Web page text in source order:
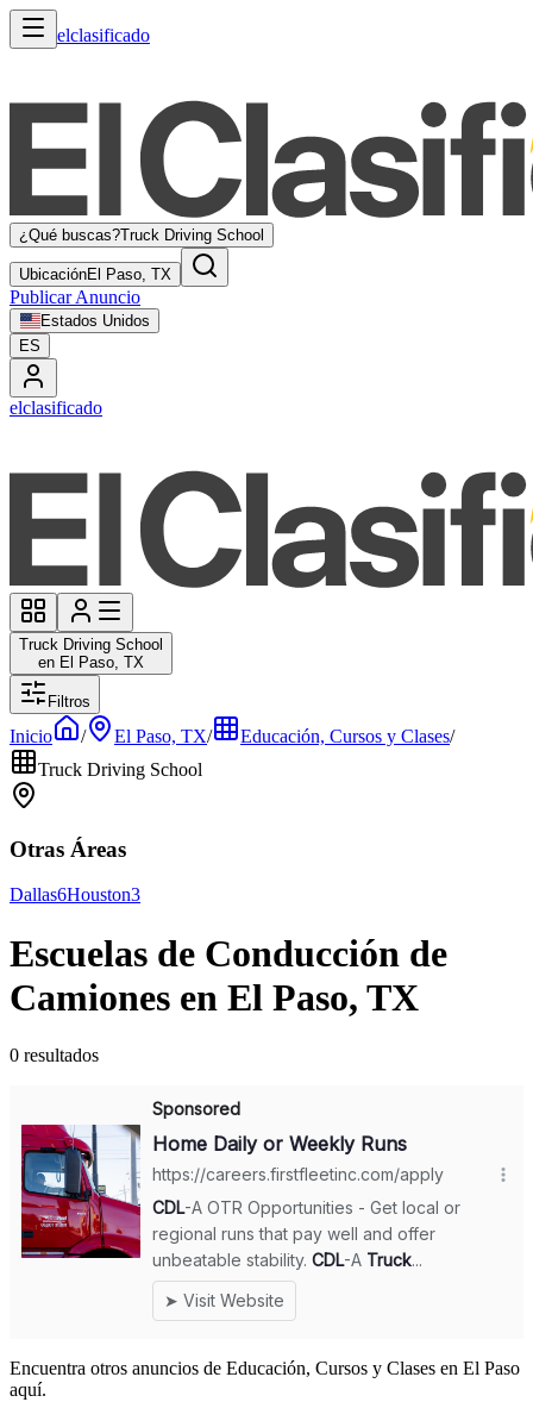
elclasificado
¿Qué buscas?Truck Driving School
UbicaciónEl Paso, TX
Publicar Anuncio
Estados Unidos
ES
elclasificado
Truck Driving School
en El Paso, TX
Filtros
Inicio / El Paso, TX/ Educación, Cursos y Clases/
Truck Driving School
Otras Áreas
Dallas6Houston3
Escuelas de Conducción de
Camiones en El Paso, TX
0 resultados
Encuentra otros anuncios de Educación, Cursos y Clases en El Paso
aquí.